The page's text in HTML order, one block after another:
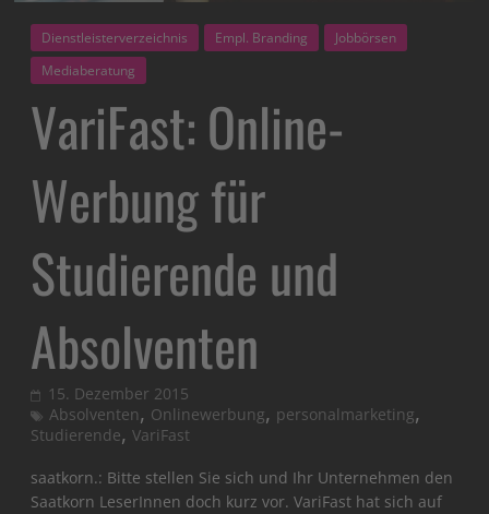
Dienstleisterverzeichnis Empl. Branding
Jobbörsen
Mediaberatung
VariFast: Online-
Werbung für
Studierende und
Absolventen
15. Dezember 2015
Absolventen, Onlinewerbung, personalmarketing,
Studierende,VariFast
saatkorn.: Bitte stellen Sie sich und Ihr Unternehmen den
Saatkorn LeserInnen doch kurz vor. VariFast hat sich auf